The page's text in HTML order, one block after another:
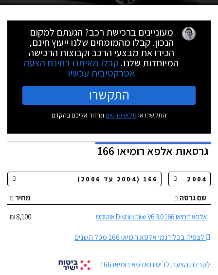
מעוניינים ברכישת רכב? הגעתם למקום
הנכון. קבלו מהמומחים שלנו ייעוץ חינם,
הכירו את מבצעי הרכב וקבוצות הרכישה
המיוחדות שלנו. קבלו מאיתנו בחינם הצעה
אטרקטיבית עכשיו
התקשרו
התקשרו או מלאו פרטים ונחזור אליכם בהקדם
גרסאותאלפא רומיאו 166
שם גרסה
מחיר
אלפא רומיאו 166 3.0 Distinctive V6 אוטומט
8,100 ₪
לצפיה בכל דגמי אלפא רומיאו 166 מכל השנים
לקבלת הצעה לביטוח אלפא רומיאו 166